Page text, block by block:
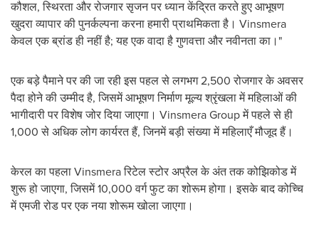
कौशल, स्थिरता और रोजगार सृजन पर ध्यान केंद्रित करते हुए आभूषण
खुदरा व्यापार की पुनर्कल्पना करना हमारी प्राथमिकता है। Vinsmera
केवल एक ब्रांड ही नहीं है; यह एक वादा है गुणवत्ता और नवीनता का।"
एक बड़े पैमाने पर की जा रही इस पहल से लगभग 2,500 रोजगार के अवसर
पैदा होने की उम्मीद है, जिसमें आभूषण निर्माण मूल्य श्रृंखला में महिलाओं की
भागीदारी पर विशेष जोर दिया जाएगा। Vinsmera Group में पहले से ही
1,000 से अधिक लोग कार्यरत हैं, जिनमें बड़ी संख्या में महिलाएँ मौजूद हैं।
केरल का पहला Vinsmera रिटेल स्टोर अप्रैल के अंत तक कोझिकोड में
शुरू हो जाएगा, जिसमें 10,000 वर्ग फुट का शोरूम होगा। इसके बाद कोच्चि
में एमजी रोड पर एक नया शोरूम खोला जाएगा।